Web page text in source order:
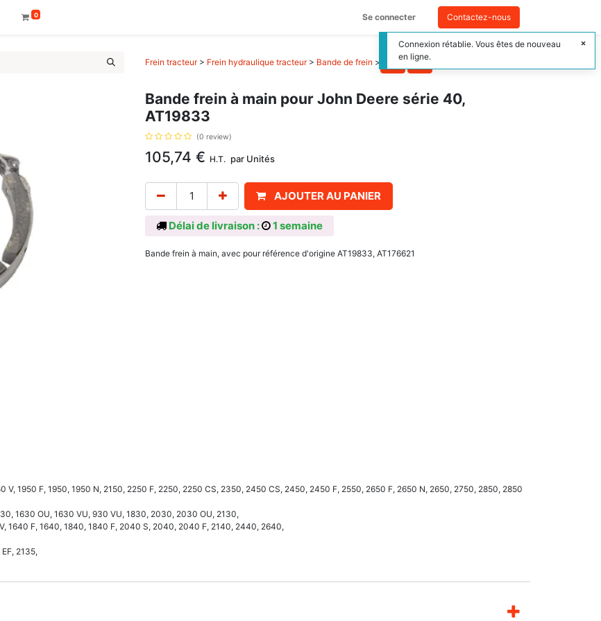
0 Se connecter Contactez-nous
Frein tracteur> Frein hydraulique tracteur > Bande de frein >
Bande frein à main pour John Deere série 40,
AT19833
(0 review)
105,74 € H.T. par Unités
AJOUTER AU PANIER
Délai de livraison : 1 semaine
Bande frein à main, avec pour référence d'origine AT19833, AT176621
V, 1950 F, 1950, 1950 N, 2150, 2250 F, 2250, 2250 CS, 2350, 2450 CS, 2450, 2450 F, 2550, 2650 F, 2650 N, 2650, 2750, 2850, 2850
1630 OU, 1630 VU, 930 VU, 1830, 2030, 2030 OU, 2130,
1640 F, 1640, 1840, 1840 F, 2040 S, 2040, 2040 F, 2140, 2440, 2640,
2135,
Connexion rétablie. Vous êtes de nouveau
en ligne.